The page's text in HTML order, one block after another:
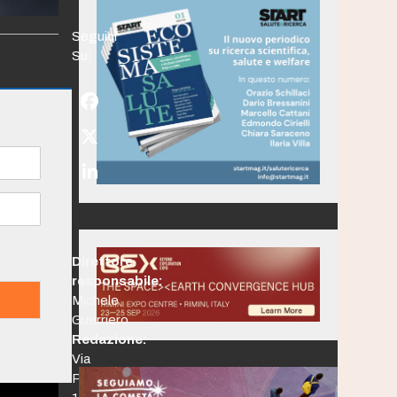
Seguici
Su:
Facebook
Twitter
(deprecated)
LinkedIn
Direttore
responsabile:
Michele
Guerriero
Redazione:
Via
Po,